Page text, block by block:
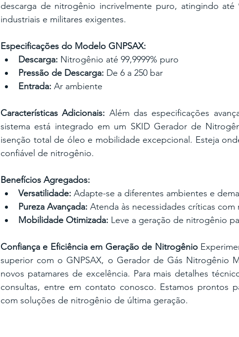
descarga de nitrogênio incrivelmente puro, atingindo até
industriais e militares exigentes.
Especificações do Modelo GNPSAX:
Descarga: Nitrogênio até 99,9999% puro
Pressão de Descarga: De 6 a 250 bar
Entrada: Ar ambiente
Características Adicionais: Além das especificações
sistema está integrado em um SKID Gerador de
isenção total de óleo e mobilidade excepcional. Esteja
confiável de nitrogênio.
Benefícios Agregados:
Versatilidade: Adapte-se a diferentes ambientes e
Pureza Avançada: Atenda às necessidades críticas
Mobilidade Otimizada: Leve a geração de nitrogênio
Confiança e Eficiência em Geração de Nitrogênio
superior com o GNPSAX, o Gerador de Gás Nitrogênio
novos patamares de excelência. Para mais detalhes
consultas, entre em contato conosco. Estamos prontos
com soluções de nitrogênio de última geração.